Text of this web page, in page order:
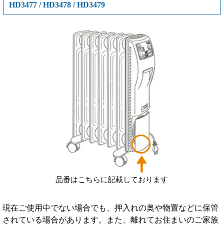
HD3477 / HD3478 / HD3479
品番はこちらに記載しております
現在ご使用中でない場合でも、押入れの奥や物置などに保管
されている場合があります。また、離れてお住まいのご家族